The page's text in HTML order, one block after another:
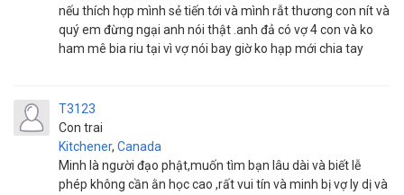
nếu thích hợp mình sẻ tiến tới và mình rẫt thương con nít và
quý em đừng ngại anh nói thật .anh đả có vợ 4 con và ko
ham mê bia riu tại vì vợ nói bay giờ ko hạp mới chia tay
T3123
Con trai
Kitchener, Canada
Minh là người đạo phật,muốn tìm bạn lâu dài và biết lễ
phép không cần ằn học cao ,rất vui tín và minh bị vợ ly dị và